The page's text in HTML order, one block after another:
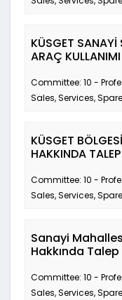
KÜSGET SANAYİ
ARAÇ
Committee: 10 -
Sales, Services,
KÜSGET
HAKKINDA TALEP
Committee: 10 -
Sales, Services,
Sanayi
Hakkında Talep
Committee: 10 -
Sales, Services,